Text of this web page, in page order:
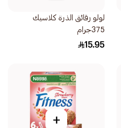
لولو رقائق الذرة كلاسيك
375جرام
15.95
+